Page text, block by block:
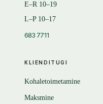
KLIENDITUGI
Kohaletoimetamine
Maksmine
E–R 10–19
L–P 10–17
683 7711